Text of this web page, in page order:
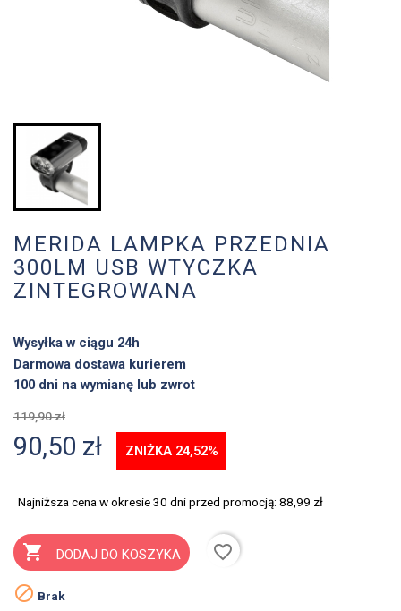
MERIDA LAMPKA PRZEDNIA
300LM USB WTYCZKA
ZINTEGROWANA
Wysyłka w ciągu 24h
Darmowa dostawa kurierem
100 dni na wymianę lub zwrot
119,90 zł
90,50 zł ZNIŻKA 24,52%
Najniższa cena w okresie 30 dni przed promocją: 88,99 zł
 DODAJ DO KOSZYKA
favorite_border
 Brak